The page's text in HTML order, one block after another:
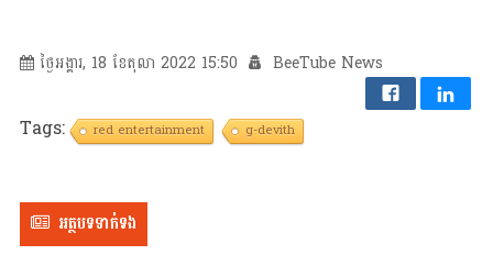
ថ្ងៃអង្គារ, 18 ខែតុលា 2022 15:50 BeeTube News
Tags: red entertainment g-devith
អត្ថបទទាក់ទង